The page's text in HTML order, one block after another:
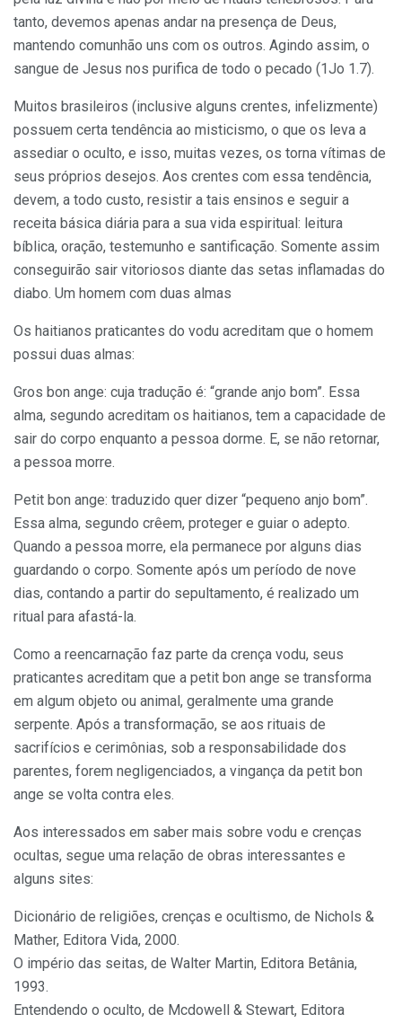
tanto, devemos apenas andar na presença de Deus,
mantendo comunhão uns com os outros. Agindo assim, o
sangue de Jesus nos purifica de todo o pecado (1Jo 1.7).
Muitos brasileiros (inclusive alguns crentes, infelizmente)
possuem certa tendência ao misticismo, o que os leva a
assediar o oculto, e isso, muitas vezes, os torna vítimas de
seus próprios desejos. Aos crentes com essa tendência,
devem, a todo custo, resistir a tais ensinos e seguir a
receita básica diária para a sua vida espiritual: leitura
bíblica, oração, testemunho e santificação. Somente assim
conseguirão sair vitoriosos diante das setas inflamadas do
diabo. Um homem com duas almas
Os haitianos praticantes do vodu acreditam que o homem
possui duas almas:
Gros bon ange: cuja tradução é: “grande anjo bom”. Essa
alma, segundo acreditam os haitianos, tem a capacidade de
sair do corpo enquanto a pessoa dorme. E, se não retornar,
a pessoa morre.
Petit bon ange: traduzido quer dizer “pequeno anjo bom”.
Essa alma, segundo crêem, proteger e guiar o adepto.
Quando a pessoa morre, ela permanece por alguns dias
guardando o corpo. Somente após um período de nove
dias, contando a partir do sepultamento, é realizado um
ritual para afastá-la.
Como a reencarnação faz parte da crença vodu, seus
praticantes acreditam que a petit bon ange se transforma
em algum objeto ou animal, geralmente uma grande
serpente. Após a transformação, se aos rituais de
sacrifícios e cerimônias, sob a responsabilidade dos
parentes, forem negligenciados, a vingança da petit bon
ange se volta contra eles.
Aos interessados em saber mais sobre vodu e crenças
ocultas, segue uma relação de obras interessantes e
alguns sites:
Dicionário de religiões, crenças e ocultismo, de Nichols &
Mather, Editora Vida, 2000.
O império das seitas, de Walter Martin, Editora Betânia,
1993.
Entendendo o oculto, de Mcdowell & Stewart, Editora